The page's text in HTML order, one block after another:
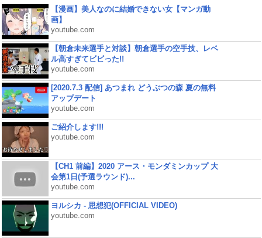
【漫画】美人なのに結婚できない女【マンガ動
画】
youtube.com
【朝倉未来選手と対談】朝倉選手の空手技、レベ
ル高すぎてビビった!!
youtube.com
[2020.7.3 配信] あつまれ どうぶつの森 夏の無料
アップデート
youtube.com
ご紹介します!!!
youtube.com
【CH1 前編】2020 アース・モンダミンカップ 大
会第1日(予選ラウンド)...
youtube.com
ヨルシカ - 思想犯(OFFICIAL VIDEO)
youtube.com